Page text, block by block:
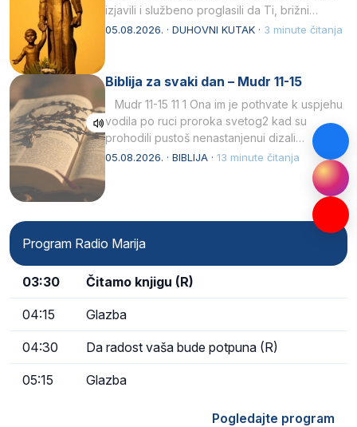
izjavili i službeno proglasili da Ti, brižni
Poočime Isusov,…
05.08.2026. · DUHOVNI KUTAK · 3 minute čitanja
Biblija za svaki dan – Mudr 11-15
Mudr 11-15 11 1 Ona im je pothvate k uspjehu
vodila po ruci proroka svetog2 kad su
prohodili pustoš nenastanjenui dizali…
05.08.2026. · BIBLIJA · 13 minute čitanja
Program Radio Marija
03:30 Čitamo knjigu (R)
04:15 Glazba
04:30 Da radost vaša bude potpuna (R)
05:15 Glazba
Pogledajte program